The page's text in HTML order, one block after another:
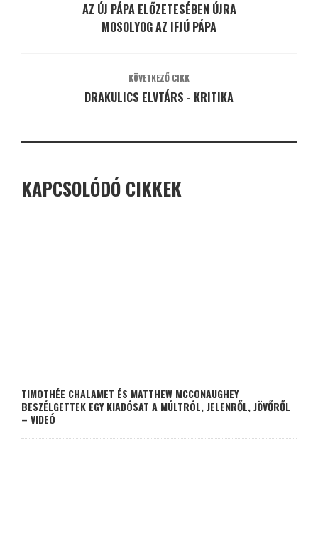
AZ ÚJ PÁPA ELŐZETESÉBEN ÚJRA
MOSOLYOG AZ IFJÚ PÁPA
KÖVETKEZŐ CIKK
DRAKULICS ELVTÁRS - KRITIKA
KAPCSOLÓDÓ CIKKEK
TIMOTHÉE CHALAMET ÉS MATTHEW MCCONAUGHEY
BESZÉLGETTEK EGY KIADÓSAT A MÚLTRÓL, JELENRŐL, JÖVŐRŐL
– VIDEÓ